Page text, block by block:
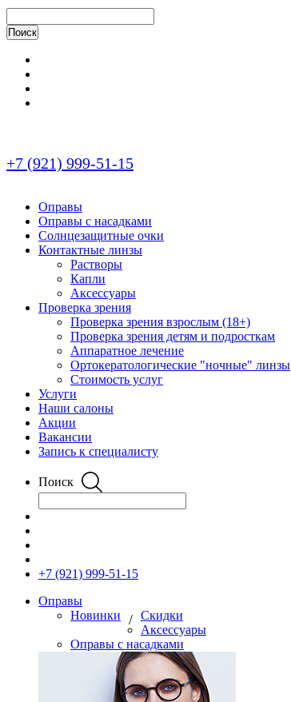
+7 (921) 999-51-15
Оправы
Оправы с насадками
Солнцезащитные очки
Контактные линзы
Растворы
Капли
Аксессуары
Проверка зрения
Проверка зрения взрослым (18+)
Проверка зрения детям и подросткам
Аппаратное лечение
Ортокератологические "ночные" линзы
Стоимость услуг
Услуги
Наши салоны
Акции
Вакансии
Запись к специалисту
Поиск
+7 (921) 999-51-15
Оправы
Новинки
/ Скидки
Аксессуары
Оправы с насадками